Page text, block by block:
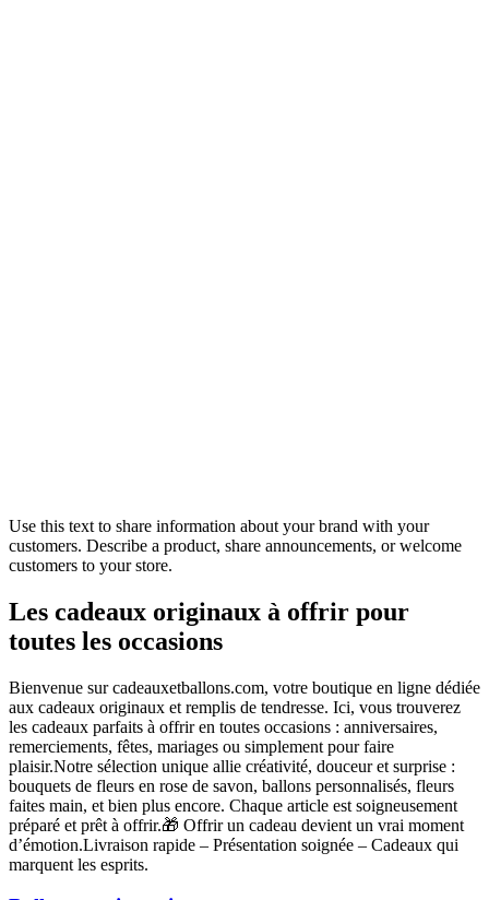
Use this text to share information about your brand with your
customers. Describe a product, share announcements, or welcome
customers to your store.
Les cadeaux originaux à offrir pour
toutes les occasions
Bienvenue sur cadeauxetballons.com, votre boutique en ligne dédiée
aux cadeaux originaux et remplis de tendresse. Ici, vous trouverez
les cadeaux parfaits à offrir en toutes occasions : anniversaires,
remerciements, fêtes, mariages ou simplement pour faire
plaisir.Notre sélection unique allie créativité, douceur et surprise :
bouquets de fleurs en rose de savon, ballons personnalisés, fleurs
faites main, et bien plus encore. Chaque article est soigneusement
préparé et prêt à offrir.🎁 Offrir un cadeau devient un vrai moment
d’émotion.Livraison rapide – Présentation soignée – Cadeaux qui
marquent les esprits.